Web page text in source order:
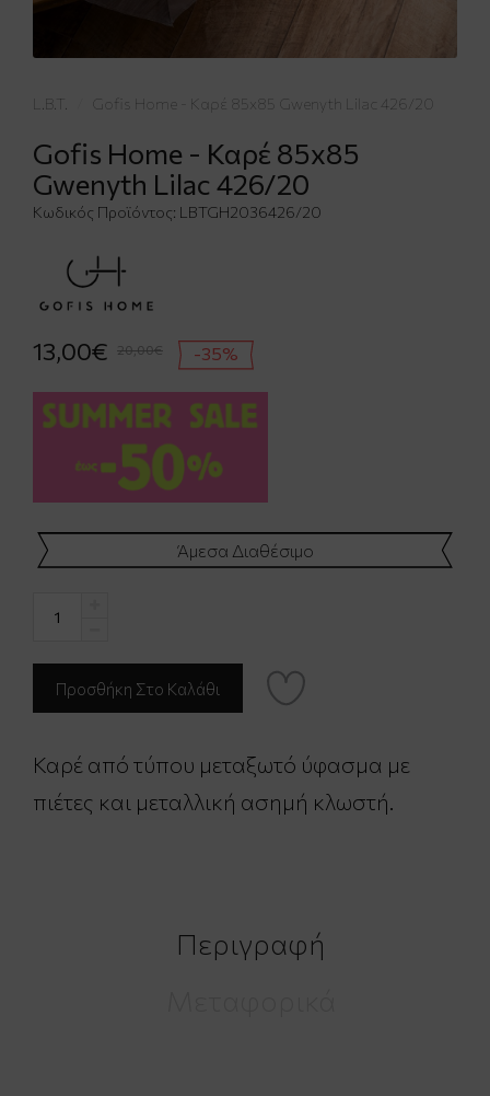
L.B.T. Gofis Home - Καρέ 85x85 Gwenyth Lilac 426/20
Gofis Home - Καρέ 85x85
Gwenyth Lilac 426/20
Κωδικός Προϊόντος: LBTGH2036426/20
13,00€ 20,00€ -35%
Άμεσα Διαθέσιμο
Καρέ από τύπου μεταξωτό ύφασμα με
πιέτες και μεταλλική ασημή κλωστή.
Περιγραφή